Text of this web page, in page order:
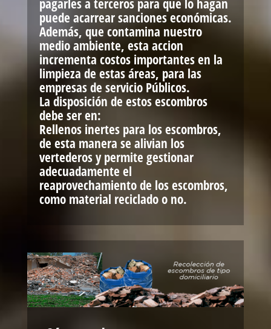
pagarles a terceros para que lo hagan
puede acarrear sanciones económicas.
Además, que contamina nuestro
medio ambiente, esta accion
incrementa costos importantes en la
limpieza de estas áreas, para las
empresas de servicio Públicos.
La disposición de estos escombros
debe ser en:
Rellenos inertes para los escombros,
de esta manera se alivian los
vertederos y permite gestionar
adecuadamente el
reaprovechamiento de los escombros,
como material reciclado o no.